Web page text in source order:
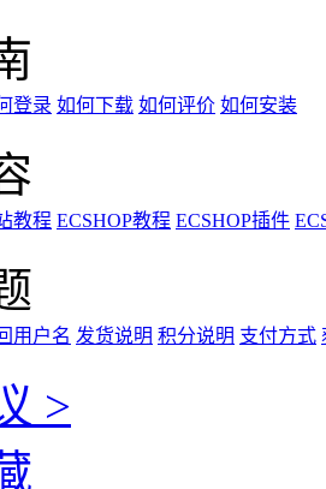
登录 如何下载 如何评价 如何安装
教程 ECSHOP教程 ECSHOP插件
用户名 发货说明 积分说明 支付方式
>